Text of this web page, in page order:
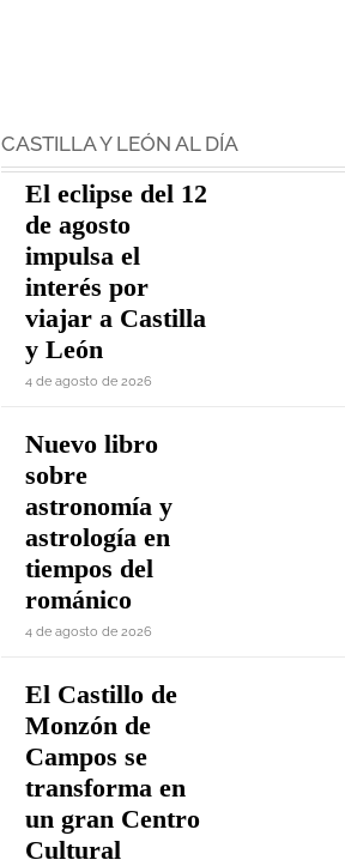
CASTILLA Y LEÓN AL DÍA
El eclipse del 12
de agosto
impulsa el
interés por
viajar a Castilla
y León
4 de agosto de 2026
Nuevo libro
sobre
astronomía y
astrología en
tiempos del
románico
4 de agosto de 2026
El Castillo de
Monzón de
Campos se
transforma en
un gran Centro
Cultural